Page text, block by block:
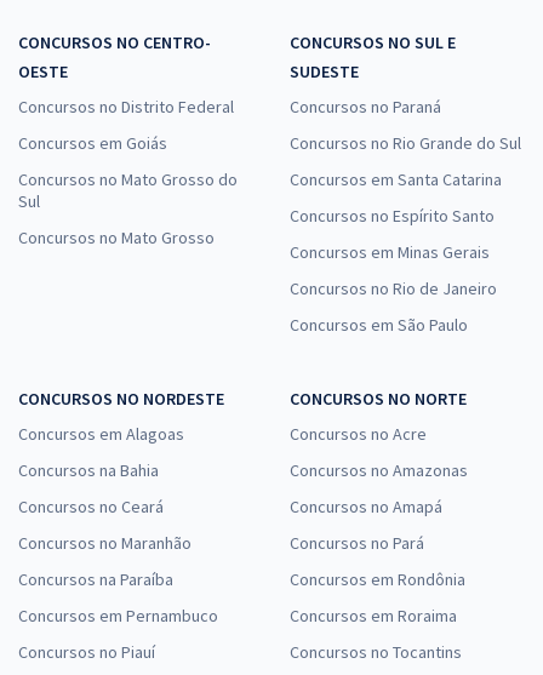
CONCURSOS NO CENTRO-
OESTE
Concursos no Distrito Federal
Concursos em Goiás
Concursos no Mato Grosso do
Sul
Concursos no Mato Grosso
CONCURSOS NO SUL E
SUDESTE
Concursos no Paraná
Concursos no Rio Grande do Sul
Concursos em Santa Catarina
Concursos no Espírito Santo
Concursos em Minas Gerais
Concursos no Rio de Janeiro
Concursos em São Paulo
CONCURSOS NO NORDESTE
Concursos em Alagoas
Concursos na Bahia
Concursos no Ceará
Concursos no Maranhão
Concursos na Paraíba
Concursos em Pernambuco
Concursos no Piauí
CONCURSOS NO NORTE
Concursos no Acre
Concursos no Amazonas
Concursos no Amapá
Concursos no Pará
Concursos em Rondônia
Concursos em Roraima
Concursos no Tocantins